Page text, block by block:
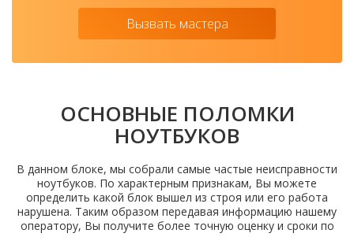
Вызвать мастера
ОСНОВНЫЕ ПОЛОМКИ
НОУТБУКОВ
В данном блоке, мы собрали самые частые неисправности
ноутбуков. По характерным признакам, Вы можете
определить какой блок вышел из строя или его работа
нарушена. Таким образом передавая информацию нашему
оператору, Вы получите более точную оценку и сроки по